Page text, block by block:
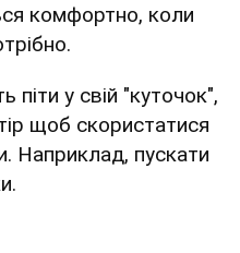
комфортно, коли
піти у свій "куточок",
щоб скористатися
Наприклад, пускати